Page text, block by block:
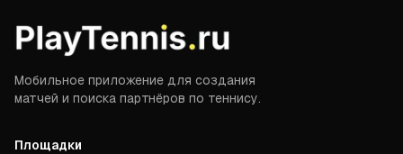
Мобильное приложение для создания
матчей и поиска партнёров по теннису.
Площадки